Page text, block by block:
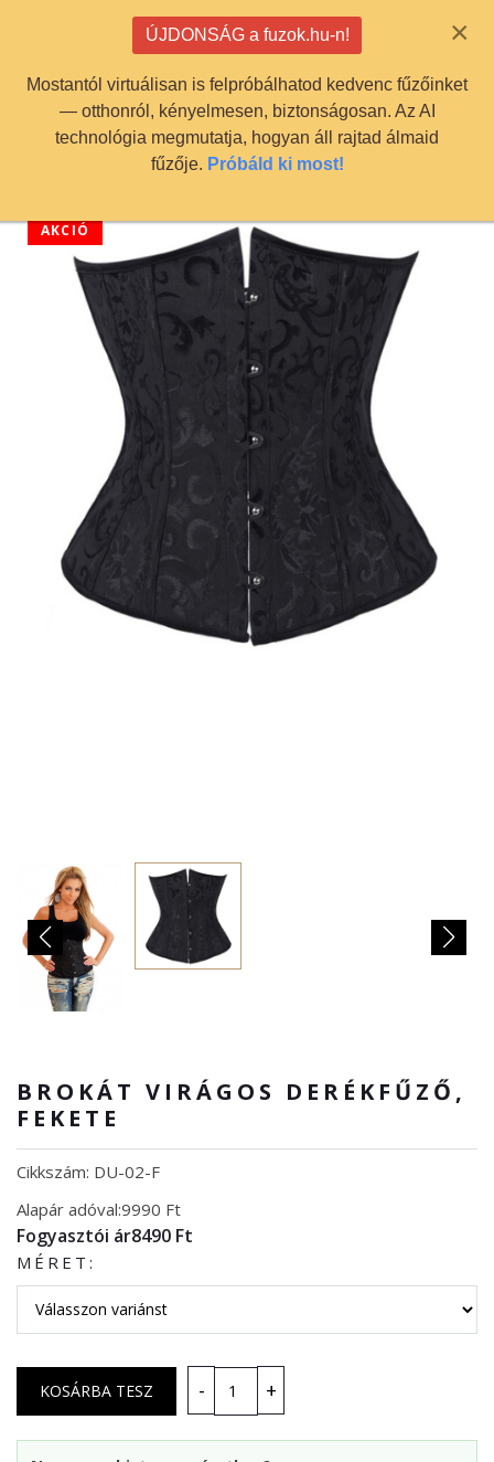
info@fuzok.hu
AKCIÓ
BROKÁT VIRÁGOS DERÉKFŰZŐ,
FEKETE
Cikkszám: DU-02-F
Alapár adóval:9990 Ft
Fogyasztói ár8490 Ft
MÉRET:
×
ÚJDONSÁG a fuzok.hu-n!
Mostantól virtuálisan is felpróbálhatod kedvenc fűzőinket
— otthonról, kényelmesen, biztonságosan. Az AI
technológia megmutatja, hogyan áll rajtad álmaid
fűzője. Próbáld ki most!